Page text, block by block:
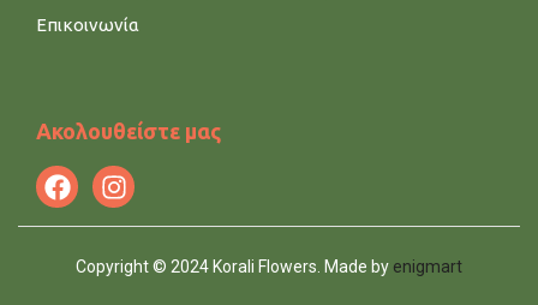
Επικοινωνία
Ακολουθείστε μας
Copyright © 2024 Korali Flowers. Made by enigmart